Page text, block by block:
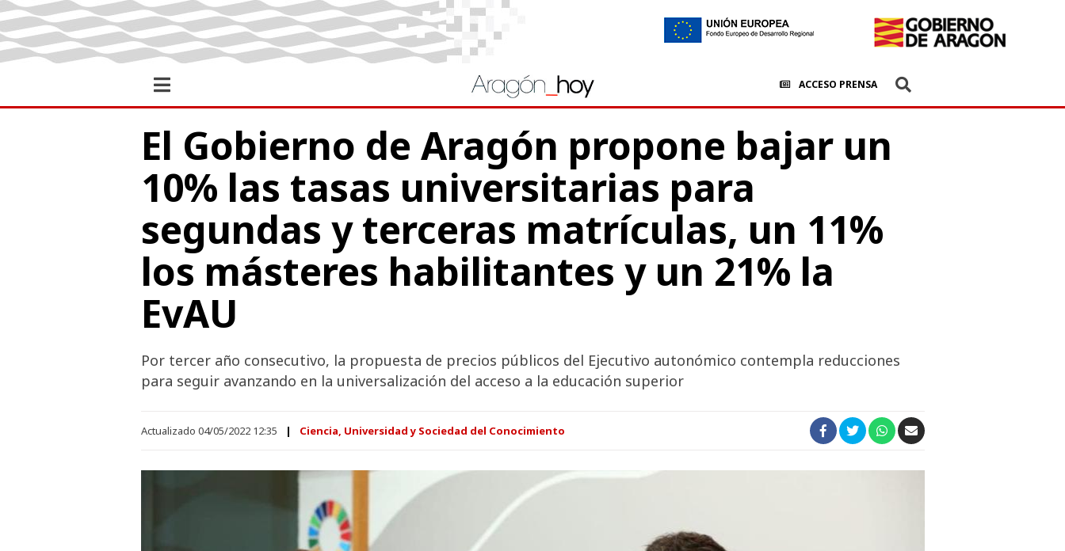
ACCESO PRENSA
El Gobierno de Aragón propone bajar un
10% las tasas universitarias para
segundas y terceras matrículas, un 11%
los másteres habilitantes y un 21% la
EvAU
Por tercer año consecutivo, la propuesta de precios públicos del Ejecutivo autonómico contempla reducciones
para seguir avanzando en la universalización del acceso a la educación superior
Actualizado 04/05/2022 12:35 Ciencia, Universidad y Sociedad del Conocimiento